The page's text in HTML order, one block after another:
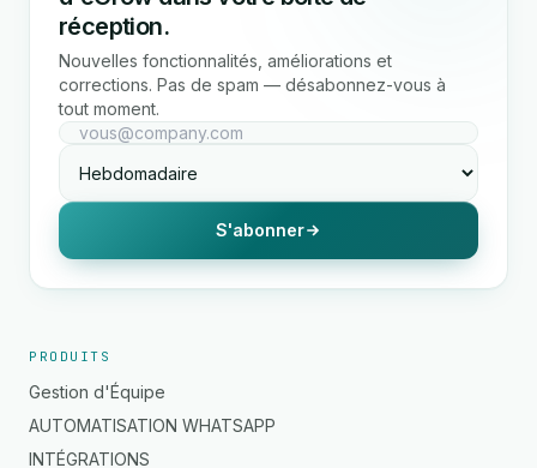
réception.
Nouvelles fonctionnalités, améliorations et
corrections. Pas de spam — désabonnez-vous à
tout moment.
S'abonner
PRODUITS
Gestion d'Équipe
AUTOMATISATION WHATSAPP
INTÉGRATIONS